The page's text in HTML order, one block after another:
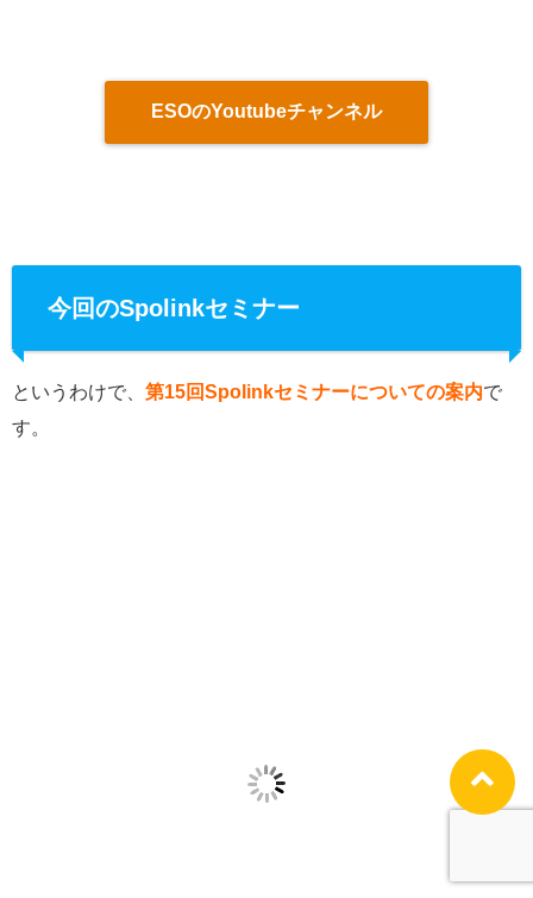
ESOのYoutubeチャンネル
今回のSpolinkセミナー
というわけで、 第15回Spolinkセミナーについての案内で
す。